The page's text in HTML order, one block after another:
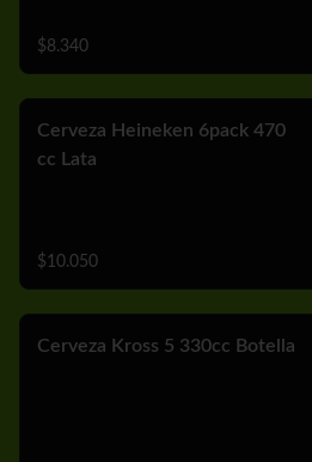
$8.340
Cerveza Heineken 6pack 470
cc Lata
$10.050
Cerveza Kross 5 330cc Botella